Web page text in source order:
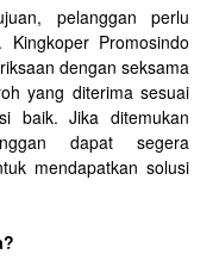
pelanggan perlu
Promosindo
dengan seksama
yang diterima sesuai
baik. Jika ditemukan
dapat segera
mendapatkan solusi